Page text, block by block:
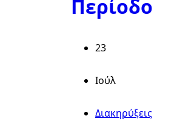
Περίοδο
23
Ιούλ
Διακηρύξεις